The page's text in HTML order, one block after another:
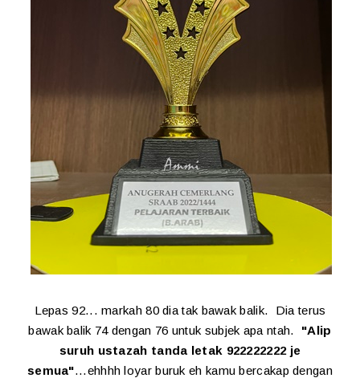
Lepas 92... markah 80 dia tak bawak balik. Dia terus
bawak balik 74 dengan 76 untuk subjek apa ntah. "Alip
suruh ustazah tanda letak 922222222 je
semua"...ehhhh loyar buruk eh kamu bercakap dengan